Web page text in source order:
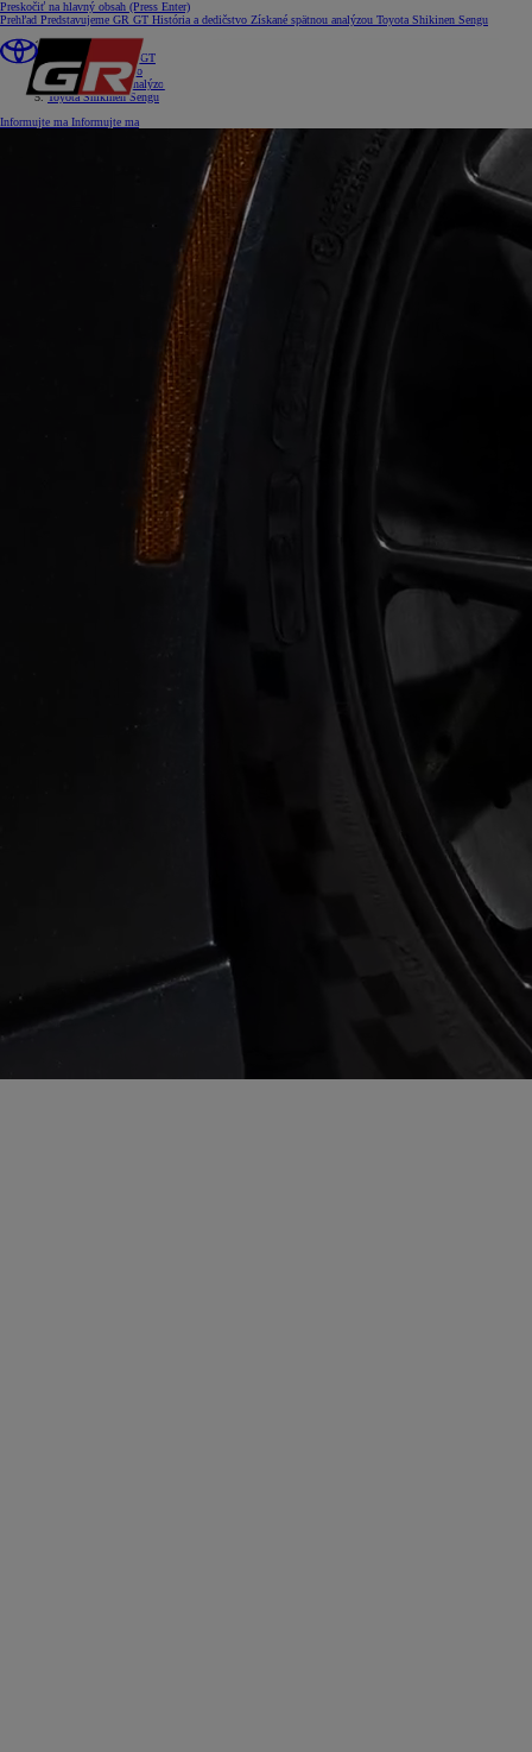
Preskočiť na hlavný obsah (Press Enter)
Prehľad Predstavujeme GR GT História a dedičstvo Získané spätnou analýzou Toyota Shikinen Sengu
Predstavujeme GR GT
História a dedičstvo
Získané spätnou analýzou
Toyota Shikinen Sengu
Informujte ma Informujte ma